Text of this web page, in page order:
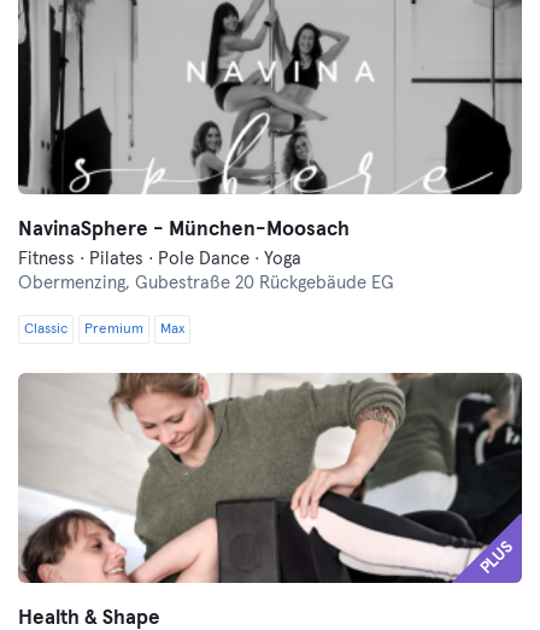
NavinaSphere - München-Moosach
Fitness · Pilates · Pole Dance · Yoga
Obermenzing, Gubestraße 20 Rückgebäude EG
Classic Premium Max
PLUS
Health & Shape